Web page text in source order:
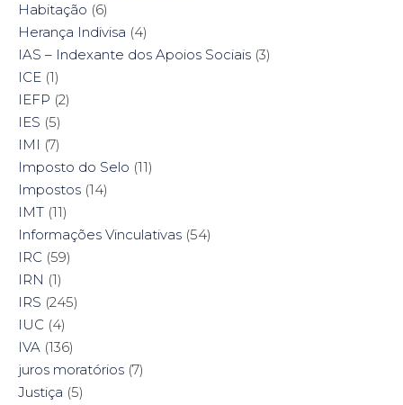
Habitação (6)
Herança Indivisa (4)
IAS – Indexante dos Apoios Sociais (3)
ICE (1)
IEFP (2)
IES (5)
IMI (7)
Imposto do Selo (11)
Impostos (14)
IMT (11)
Informações Vinculativas (54)
IRC (59)
IRN (1)
IRS (245)
IUC (4)
IVA (136)
juros moratórios (7)
Justiça (5)